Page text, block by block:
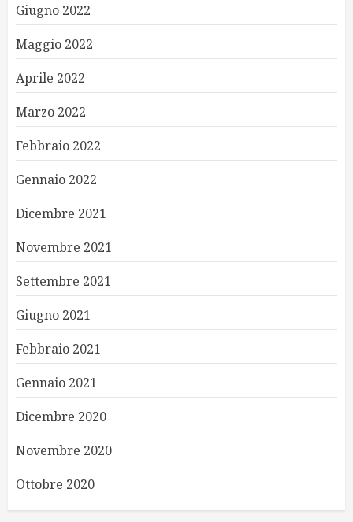
Giugno 2022
Maggio 2022
Aprile 2022
Marzo 2022
Febbraio 2022
Gennaio 2022
Dicembre 2021
Novembre 2021
Settembre 2021
Giugno 2021
Febbraio 2021
Gennaio 2021
Dicembre 2020
Novembre 2020
Ottobre 2020